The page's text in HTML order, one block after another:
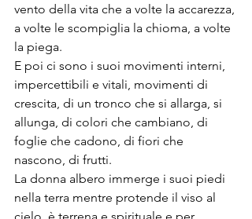
vento della vita che a volte la accarezza,
a volte le scompiglia la chioma, a volte
la piega.
E poi ci sono i suoi movimenti interni,
impercettibili e vitali, movimenti di
crescita, di un tronco che si allarga, si
allunga, di colori che cambiano, di
foglie che cadono, di fiori che
nascono, di frutti.
La donna albero immerge i suoi piedi
nella terra mentre protende il viso al
cielo, è terrena e spirituale e per